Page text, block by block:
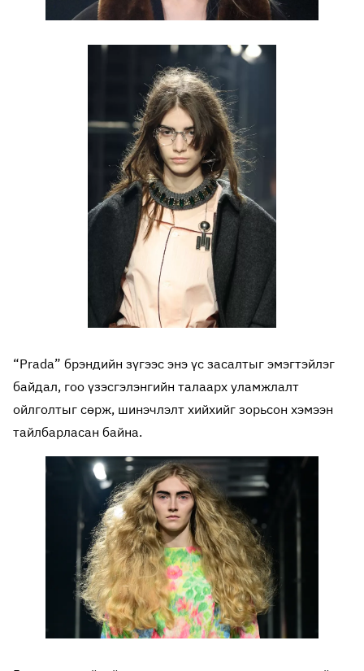
“Prada” брэндийн зүгээс энэ үс засалтыг эмэгтэйлэг
байдал, гоо үзэсгэлэнгийн талаарх уламжлалт
ойлголтыг сөрж, шинэчлэлт хийхийг зорьсон хэмээн
тайлбарласан байна.